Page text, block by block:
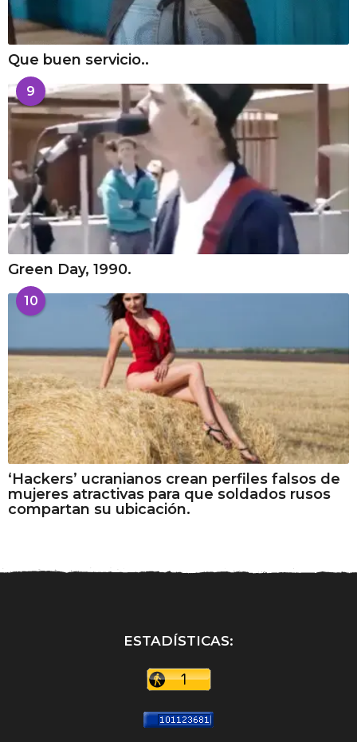
Que buen servicio..
9
Green Day, 1990.
10
‘Hackers’ ucranianos crean perfiles falsos de
mujeres atractivas para que soldados rusos
compartan su ubicación.
ESTADÍSTICAS: